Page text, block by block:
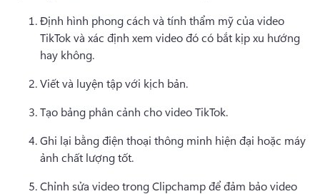
Định hình phong cách và tính thẩm mỹ của video
TikTok và xác định xem video đó có bắt kịp xu hướng
hay không.
Viết và luyện tập với kịch bản.
Tạo bảng phân cảnh cho video TikTok.
Ghi lại bằng điện thoại thông minh hiện đại hoặc máy
ảnh chất lượng tốt.
Chỉnh sửa video trong Clipchamp để đảm bảo video